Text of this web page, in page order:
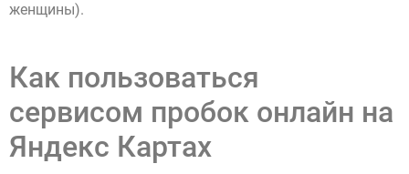
женщины).
Как пользоваться
сервисом пробок онлайн на
Яндекс Картах